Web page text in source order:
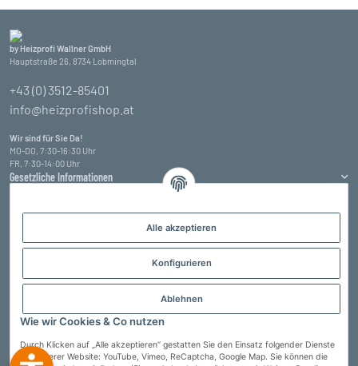
Alle akzeptieren
Konfigurieren
Ablehnen
Wie wir Cookies & Co nutzen
Durch Klicken auf „Alle akzeptieren“ gestatten Sie den Einsatz folgender Dienste
auf unserer Website: YouTube, Vimeo, ReCaptcha, Google Map. Sie können die
by Heizprofi Wallner GmbH
Hauptstraße 26, 8734 Lobmingtal
+43 (0) 3512-85401
info@heizprofishop.at
Wir sind für Sie Da!
MO-DO, 7:30-16:30 Uhr
FR, 7:30-14:00 Uhr
Gesetzliche Informationen
Informationen
Zahlungsarten